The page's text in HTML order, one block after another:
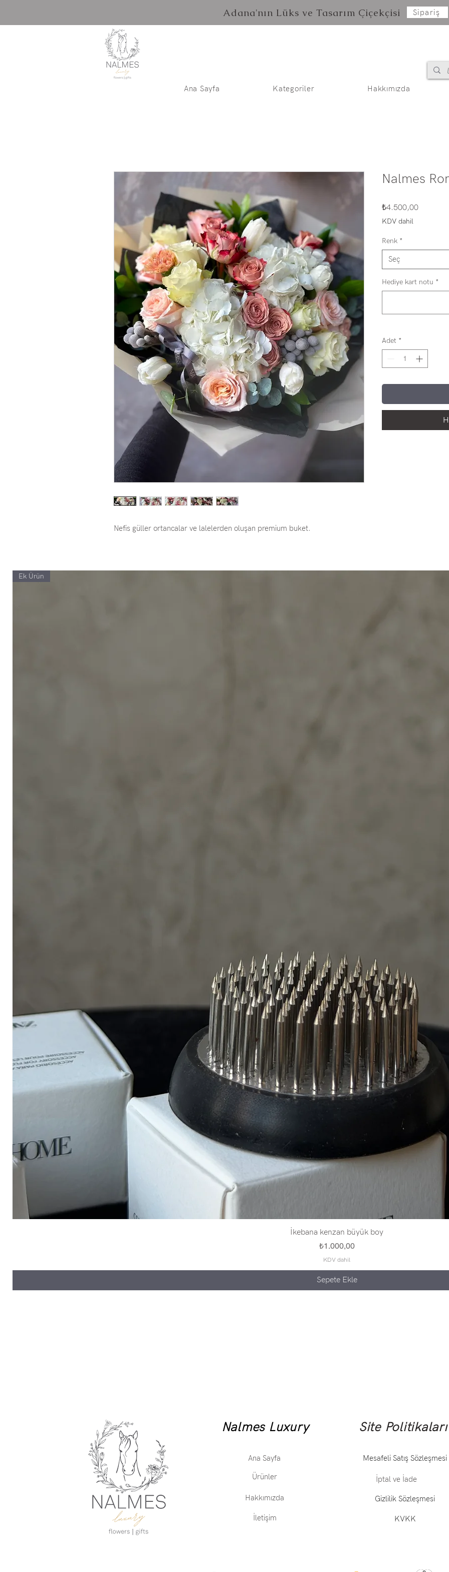
Adana'nın Lüks ve Tasarım Çiçekçisi Sipariş
Ana Sayfa Kategoriler Hakkımızda
Nefis güller ortancalar ve lalelerden oluşan premium buket.
Nalmes
₺4.500,00Fiyat
KDV dahil
Renk *
Seç
Hediye kart notu *
Adet *
Ek Ürün
İkebana kenzan büyük boy
Fiyat
₺1.000,00
KDV dahil
Sepete Ekle
Nalmes Luxury
Ana Sayfa
Ürünler
Hakkımızda
İletişim
Site Politikaları
İptal ve İade
Mesafeli Satış Sözleşmesi
Gizlilik Sözleşmesi
KVKK